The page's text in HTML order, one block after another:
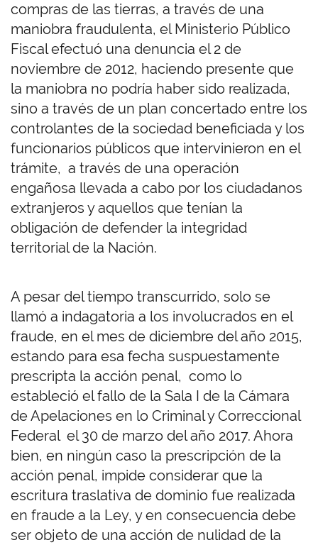
compras de las tierras, a través de una
maniobra fraudulenta, el Ministerio Público
Fiscal efectuó una denuncia el 2 de
noviembre de 2012, haciendo presente que
la maniobra no podría haber sido realizada,
sino a través de un plan concertado entre los
controlantes de la sociedad beneficiada y los
funcionarios públicos que intervinieron en el
trámite, a través de una operación
engañosa llevada a cabo por los ciudadanos
extranjeros y aquellos que tenían la
obligación de defender la integridad
territorial de la Nación.
A pesar del tiempo transcurrido, solo se
llamó a indagatoria a los involucrados en el
fraude, en el mes de diciembre del año 2015,
estando para esa fecha suspuestamente
prescripta la acción penal, como lo
estableció el fallo de la Sala I de la Cámara
de Apelaciones en lo Criminal y Correccional
Federal el 30 de marzo del año 2017. Ahora
bien, en ningún caso la prescripción de la
acción penal, impide considerar que la
escritura traslativa de dominio fue realizada
en fraude a la Ley, y en consecuencia debe
ser objeto de una acción de nulidad de la